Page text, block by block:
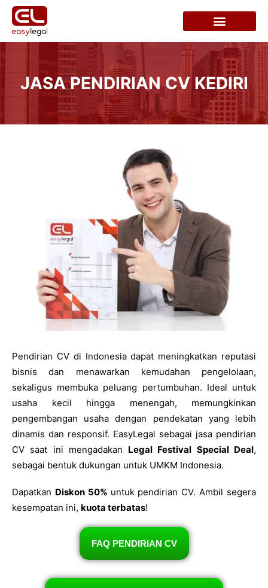
JASA PENDIRIAN CV KEDIRI
Pendirian CV di Indonesia dapat meningkatkan reputasi
bisnis dan menawarkan kemudahan pengelolaan,
sekaligus membuka peluang pertumbuhan. Ideal untuk
usaha kecil hingga menengah, memungkinkan
pengembangan usaha dengan pendekatan yang lebih
dinamis dan responsif. EasyLegal sebagai jasa pendirian
CV saat ini mengadakan Legal Festival Special Deal,
sebagai bentuk dukungan untuk UMKM Indonesia.
Dapatkan Diskon 50% untuk pendirian CV. Ambil segera
kesempatan ini, kuota terbatas!
FAQ PENDIRIAN CV